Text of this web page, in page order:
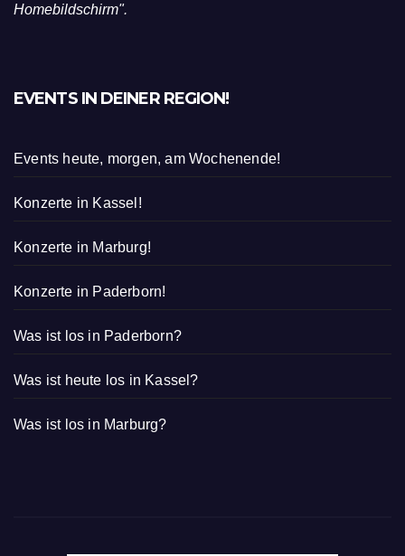
Homebildschirm".
EVENTS IN DEINER REGION!
Events heute, morgen, am Wochenende!
Konzerte in Kassel!
Konzerte in Marburg!
Konzerte in Paderborn!
Was ist los in Paderborn?
Was ist heute los in Kassel?
Was ist los in Marburg?